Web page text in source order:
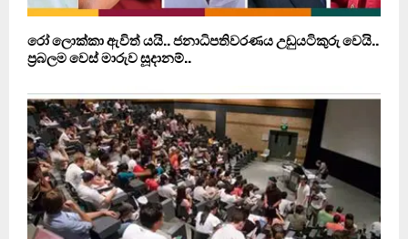
රෝ ලොක්කා ඇවිත් යයි.. ජනාධිපතිවරණය උඩුයටිකුරු වෙයි..
ප‍්‍රබලම වෙස් මාරුව සූදානම්..